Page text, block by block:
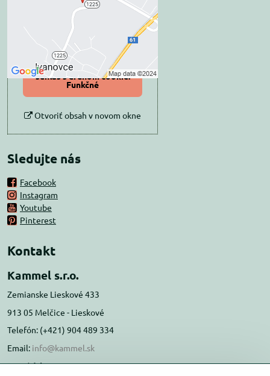
Prajete si načítať externý obsah?
Povoliť tentokrát
Povoliť a zapamätať -
súhlas s druhom cookie:
Funkčné
Otvoriť obsah v novom okne
Sledujte nás
Facebook
Instagram
Youtube
Pinterest
Kontakt
Kammel s.r.o.
Zemianske Lieskové 433
913 05 Melčice - Lieskové
Telefón: (+421) 904 489 334
Email: info@kammel.sk
Prevádzka: